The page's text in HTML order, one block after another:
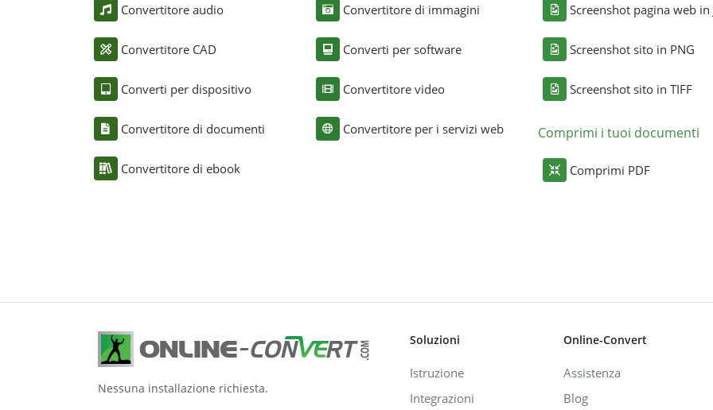
Convertitore audio
Convertitore CAD
Converti per dispositivo
Convertitore di documenti
Convertitore di ebook
Convertitore di immagini
Converti per software
Convertitore video
Convertitore per i servizi web
Screenshot pagina web in
Screenshot sito in PNG
Screenshot sito in TIFF
Comprimi i tuoi documenti
Comprimi PDF
Nessuna installazione richiesta.
Soluzioni
Istruzione
Integrazioni
Online-Convert
Assistenza
Blog